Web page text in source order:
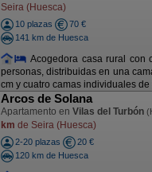
Seira (Huesca)
10 plazas
70 €
141 km de Huesca
Acogedora casa rural con
personas, distribuidas en una
cm y cuatro camas individuales de
Arcos de Solana
Apartamento en Vilas del Turbón
km de Seira (Huesca)
2-20 plazas
20 €
120 km de Huesca